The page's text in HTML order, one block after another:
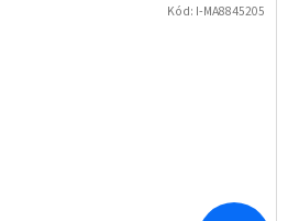
Kód: I-MA8845205